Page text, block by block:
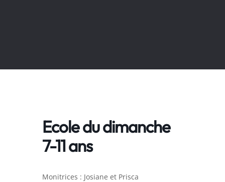
Ecole du dimanche
7-11 ans
Monitrices : Josiane et Prisca